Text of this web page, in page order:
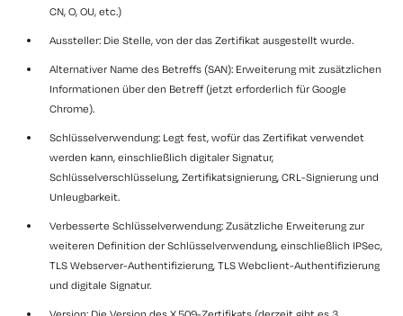
CN, O, OU, etc.)
Aussteller: Die Stelle, von der das Zertifikat ausgestellt wurde.
Alternativer Name des Betreffs (SAN): Erweiterung mit zusätzlichen
Informationen über den Betreff (jetzt erforderlich für Google
Chrome).
Schlüsselverwendung: Legt fest, wofür das Zertifikat verwendet
werden kann, einschließlich digitaler Signatur,
Schlüsselverschlüsselung, Zertifikatsignierung, CRL-Signierung und
Unleugbarkeit.
Verbesserte Schlüsselverwendung: Zusätzliche Erweiterung zur
weiteren Definition der Schlüsselverwendung, einschließlich IPSec,
TLS Webserver-Authentifizierung, TLS Webclient-Authentifizierung
und digitale Signatur.